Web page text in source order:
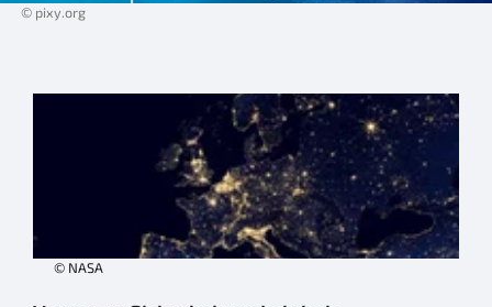
© pixy.org
© NASA